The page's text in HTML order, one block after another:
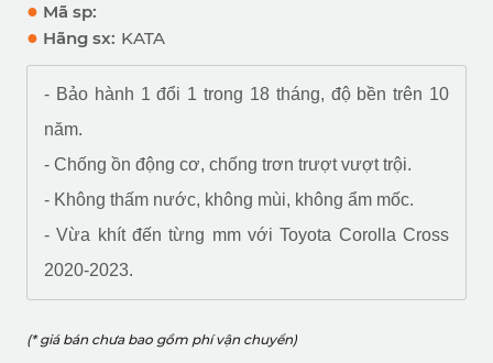
● Mã sp:
● Hãng sx: KATA
- Bảo hành 1 đổi 1 trong 18 tháng, độ bền trên 10
năm.
- Chống ồn động cơ, chống trơn trượt vượt trội.
- Không thấm nước, không mùi, không ẩm mốc.
- Vừa khít đến từng mm với Toyota Corolla Cross
2020-2023.
(* giá bán chưa bao gồm phí vận chuyển)